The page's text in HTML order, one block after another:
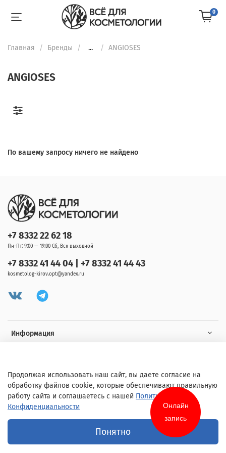
0
Главная Бренды ... ANGIOSES
ANGIOSES
По вашему запросу ничего не найдено
Информация
+7 8332 22 62 18
Пн-Пт: 9:00 — 19:00 Сб, Вск выходной
+7 8332 41 44 04 | +7 8332 41 44 43
kosmetolog-kirov.opt@yandex.ru
© 2020 Любое использование контента без письменного разрешения
Продолжая использовать наш сайт, вы даете согласие на
обработку файлов cookie, которые обеспечивают правильную
работу сайта и соглашаетесь с нашей Политикой
Конфиденциальности
Понятно
Онлайн
запись